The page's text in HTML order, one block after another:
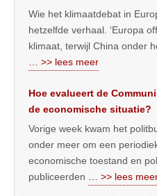
Wie het klimaatdebat in
hetzelfde verhaal. ‘Europa
klimaat, terwijl China onder
… >> lees meer
Hoe evalueert de
de economische situatie?
Vorige week kwam het
onder meer om een
economische toestand en
publiceerden
… >> lees